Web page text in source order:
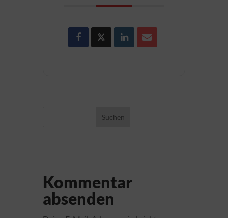
Suchen
Kommentar
absenden